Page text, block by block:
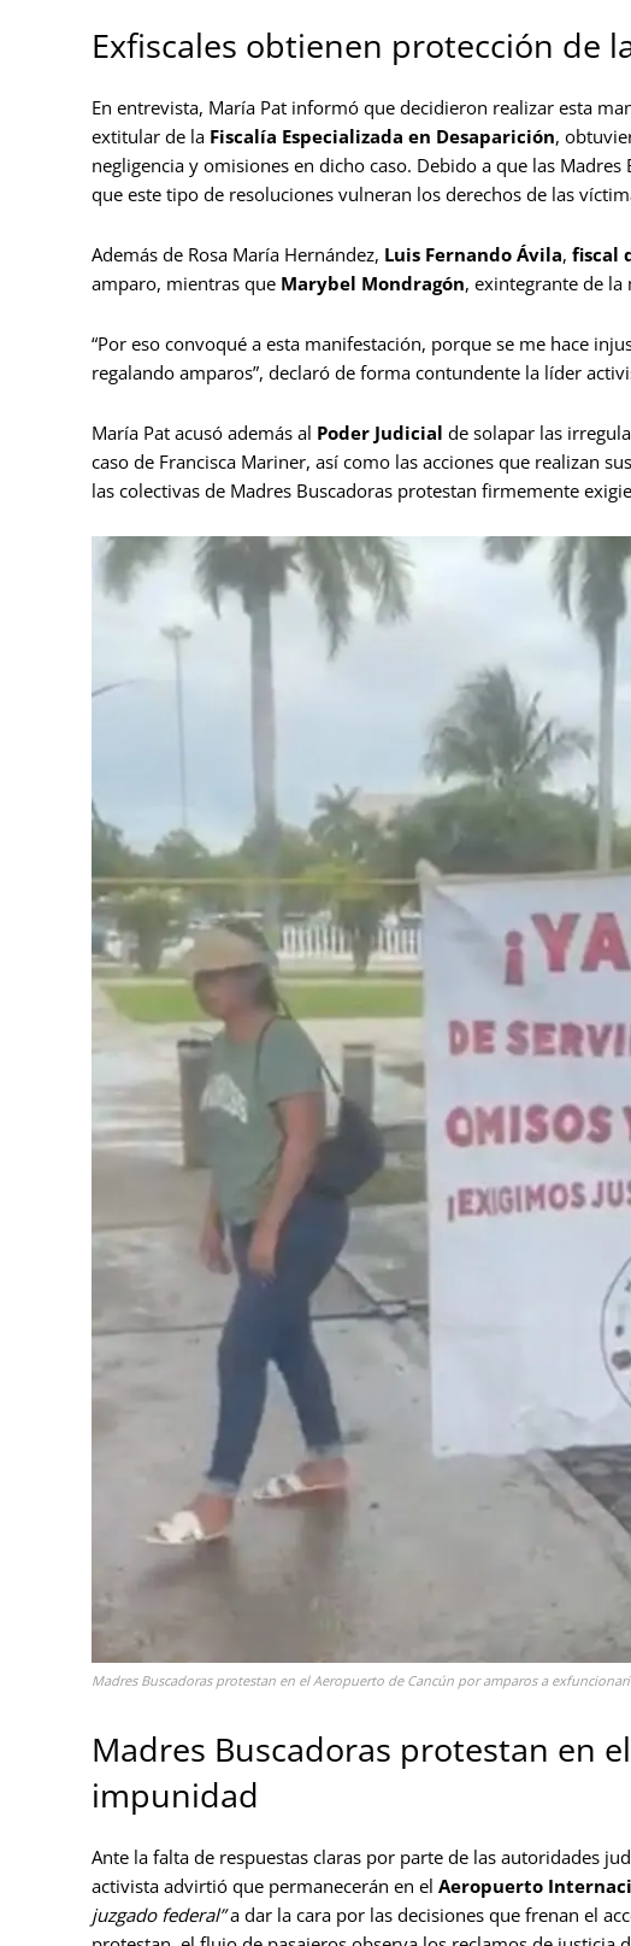
Exfiscales obtienen protección de
En entrevista, María Pat informó que decidieron realizar esta
extitular de la Fiscalía Especializada en Desaparición,
negligencia y omisiones en dicho caso. Debido a que las
que este tipo de resoluciones vulneran los derechos de las
Además de Rosa María Hernández, Luis Fernando Ávila, fiscal
amparo, mientras que Marybel Mondragón, exintegrante de la
“Por eso convoqué a esta manifestación, porque se me hace
regalando amparos”, declaró de forma contundente la líder
María Pat acusó además al Poder Judicial de solapar las
caso de Francisca Mariner, así como las acciones que realizan
las colectivas de Madres Buscadoras protestan firmemente
Madres Buscadoras protestan en el Aeropuerto de Cancún por amparos a
Madres Buscadoras protestan en
impunidad
Ante la falta de respuestas claras por parte de las autoridades
activista advirtió que permanecerán en el Aeropuerto
juzgado federal”a dar la cara por las decisiones que frenan el